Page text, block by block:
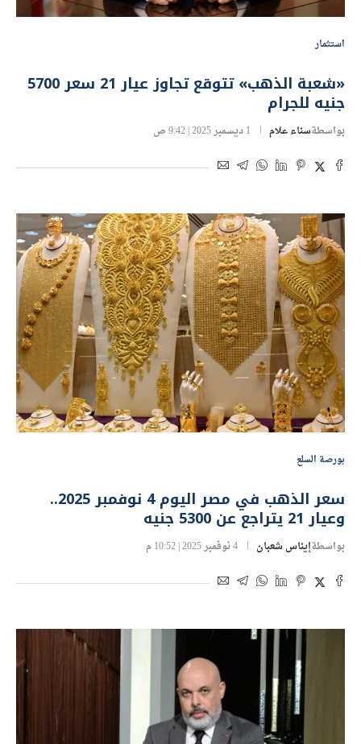
استثمار
«شعبة الذهب» تتوقع تجاوز عيار 21 سعر 5700
جنيه للجرام
بواسطةسناء علام 1 ديسمبر 2025 | 9:42 ص
بورصة السلع
سعر الذهب في مصر اليوم 4 نوفمبر 2025..
وعيار 21 يتراجع عن 5300 جنيه
بواسطةإيناس شعبان 4 نوفمبر 2025 | 10:52 م